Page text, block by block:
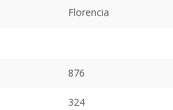
Florencia
876
324